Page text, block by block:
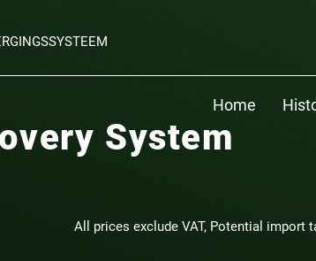
System
Home
All prices exclude VAT, Potential import